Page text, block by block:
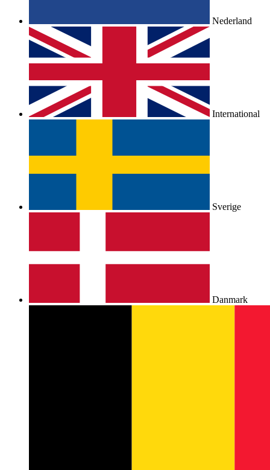
Nederland
International
Sverige
Danmark